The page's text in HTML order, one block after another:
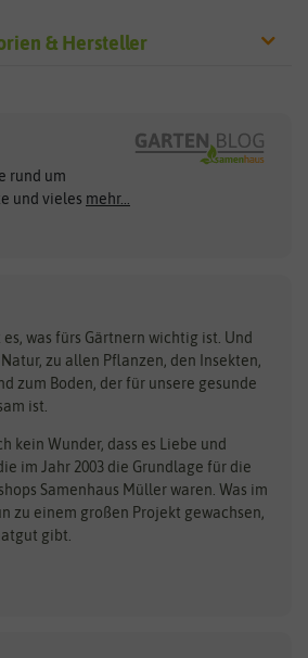
& Hersteller
Clever Pots
COMPO
Dürr-Samen
Feldsaaten Freudenberger
Fertil
Flora Elite
rund um
und vieles mehr...
es, was fürs Gärtnern wichtig ist. Und
Natur, zu allen Pflanzen, den Insekten,
zum Boden, der für unsere gesunde
ist.
kein Wunder, dass es Liebe und
im Jahr 2003 die Grundlage für die
Samenhaus Müller waren. Was im
zu einem großen Projekt gewachsen,
gibt.